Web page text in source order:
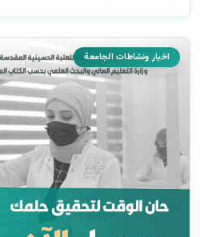
اخبار ونشاطات الجامعة